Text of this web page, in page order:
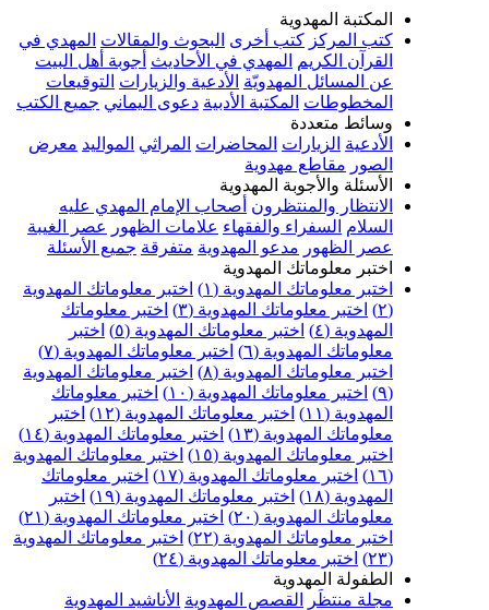
المكتبة المهدوية
كتب المركز كتب أخرى البحوث والمقالات المهدي في
القرآن الكريم
المهدي في الأحاديث أجوبة أهل البيت
عن المسائل المهدويّة الأدعية والزيارات التوقيعات
المخطوطات المكتبة الأدبية دعوى اليماني جميع الكتب
وسائط متعددة
الأدعية الزيارات المحاضرات المراثي المواليد معرض
الصور مقاطع مهدوية
الأسئلة والأجوبة المهدوية
الانتظار والمنتظرون أصحاب الإمام المهدي عليه
السلام السفراء والفقهاء علامات الظهور
عصر الغيبة
عصر الظهور مدعو المهدوية متفرقة جميع الأسئلة
اختبر معلوماتك المهدوية
اختبر معلوماتك المهدوية (١)
اختبر معلوماتك المهدوية
(٢)
اختبر معلوماتك المهدوية (٣)
اختبر معلوماتك
المهدوية (٤)
اختبر معلوماتك المهدوية (٥)
اختبر
معلوماتك المهدوية (٦)
اختبر معلوماتك المهدوية (٧)
اختبر معلوماتك المهدوية (٨)
اختبر معلوماتك المهدوية
(٩)
اختبر معلوماتك المهدوية (١٠)
اختبر معلوماتك
المهدوية (١١)
اختبر معلوماتك المهدوية (١٢)
اختبر
معلوماتك المهدوية (١٣)
اختبر معلوماتك المهدوية (١٤)
اختبر معلوماتك المهدوية (١٥)
اختبر معلوماتك المهدوية
(١٦)
اختبر معلوماتك المهدوية (١٧)
اختبر معلوماتك
المهدوية (١٨)
اختبر معلوماتك المهدوية (١٩)
اختبر
معلوماتك المهدوية (٢٠)
اختبر معلوماتك المهدوية (٢١)
اختبر معلوماتك المهدوية (٢٢)
اختبر معلوماتك المهدوية
(٢٣)
اختبر معلوماتك المهدوية (٢٤)
الطفولة المهدوية
مجلة منتظَر
القصص المهدوية الأناشيد المهدوية